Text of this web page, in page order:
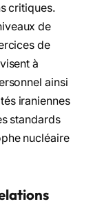
critiques.
de
de
à
ainsi
iraniennes
standards
nucléaire